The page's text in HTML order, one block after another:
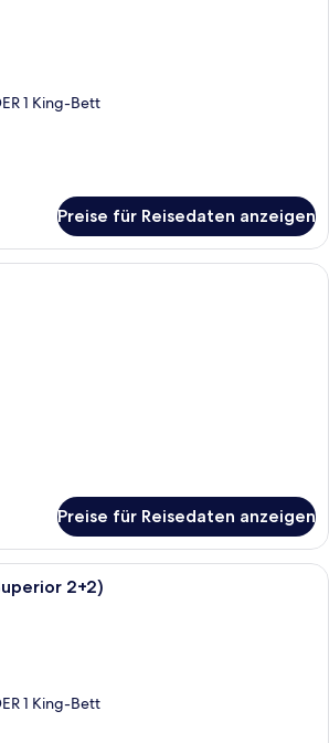
1 King-Bett
Preise für Reisedaten anzeigen
Ein Hotelzimmer mit einem Bett,
Preise für Reisedaten anzeigen
Ein Balkon mit zwei weißen Stühlen
2+2)
1 King-Bett